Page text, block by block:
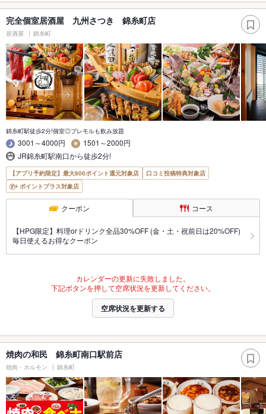
完全個室居酒屋 九州さつき 錦糸町店
居酒屋 錦糸町
錦糸町駅徒歩2分!個室◎プレモルも飲み放題
3001～4000円
1501～2000円
JR錦糸町駅南口から徒歩2分!
【アプリ予約限定】最大800ポイント還元対象店
口コミ投稿特典対象店
ポイントプラス対象店
クーポン コース
【HPG限定】料理orドリンク全品30%OFF (金・土・祝前日は20%OFF)
毎日使えるお得なクーポン
カレンダーの更新に失敗しました。
下記ボタンを押して空席状況を更新してください。
空席状況を更新する
焼肉の和民 錦糸町南口駅前店
焼肉・ホルモン 錦糸町